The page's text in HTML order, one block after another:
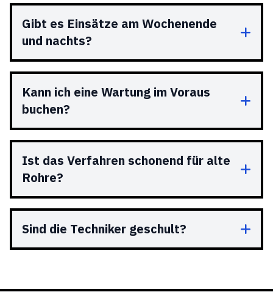
Gibt es Einsätze am Wochenende
und nachts?
Kann ich eine Wartung im Voraus
buchen?
Ist das Verfahren schonend für alte
Rohre?
Sind die Techniker geschult?